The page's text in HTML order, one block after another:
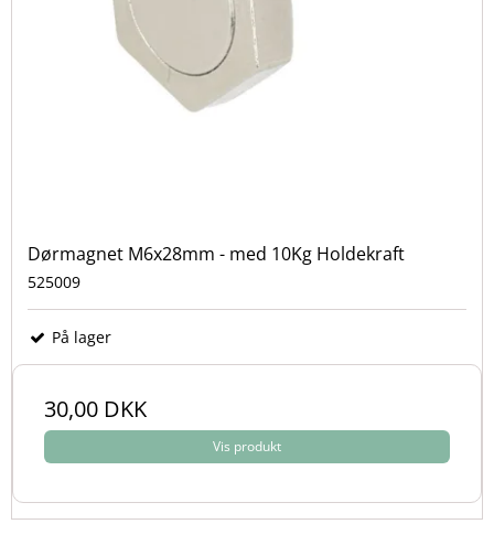
Dørmagnet M6x28mm - med 10Kg Holdekraft
525009
På lager
30,00 DKK
Vis produkt